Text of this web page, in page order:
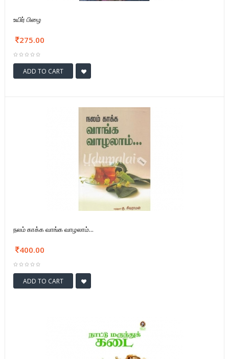
உயிர் பிழை
275.00
ADD TO CART
நலம் காக்க வாங்க வாழலாம்...
400.00
ADD TO CART